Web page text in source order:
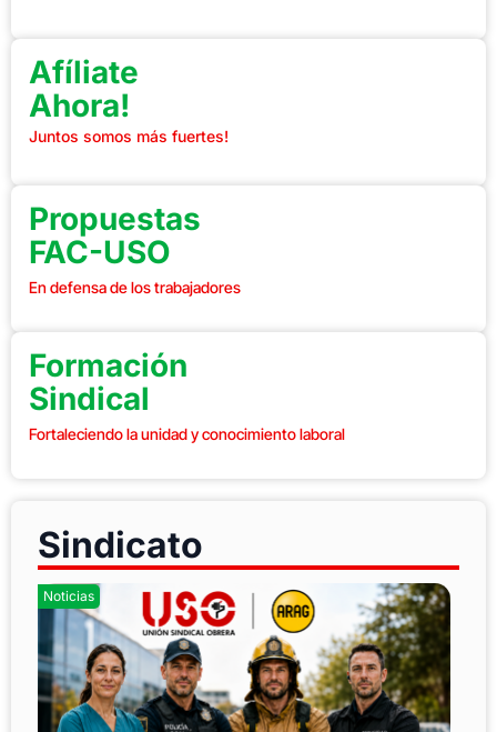
Afíliate
Ahora!
Juntos somos más fuertes!
Propuestas
FAC-USO
En defensa de los trabajadores
Formación
Sindical
Fortaleciendo la unidad y conocimiento laboral
Sindicato
Noticias